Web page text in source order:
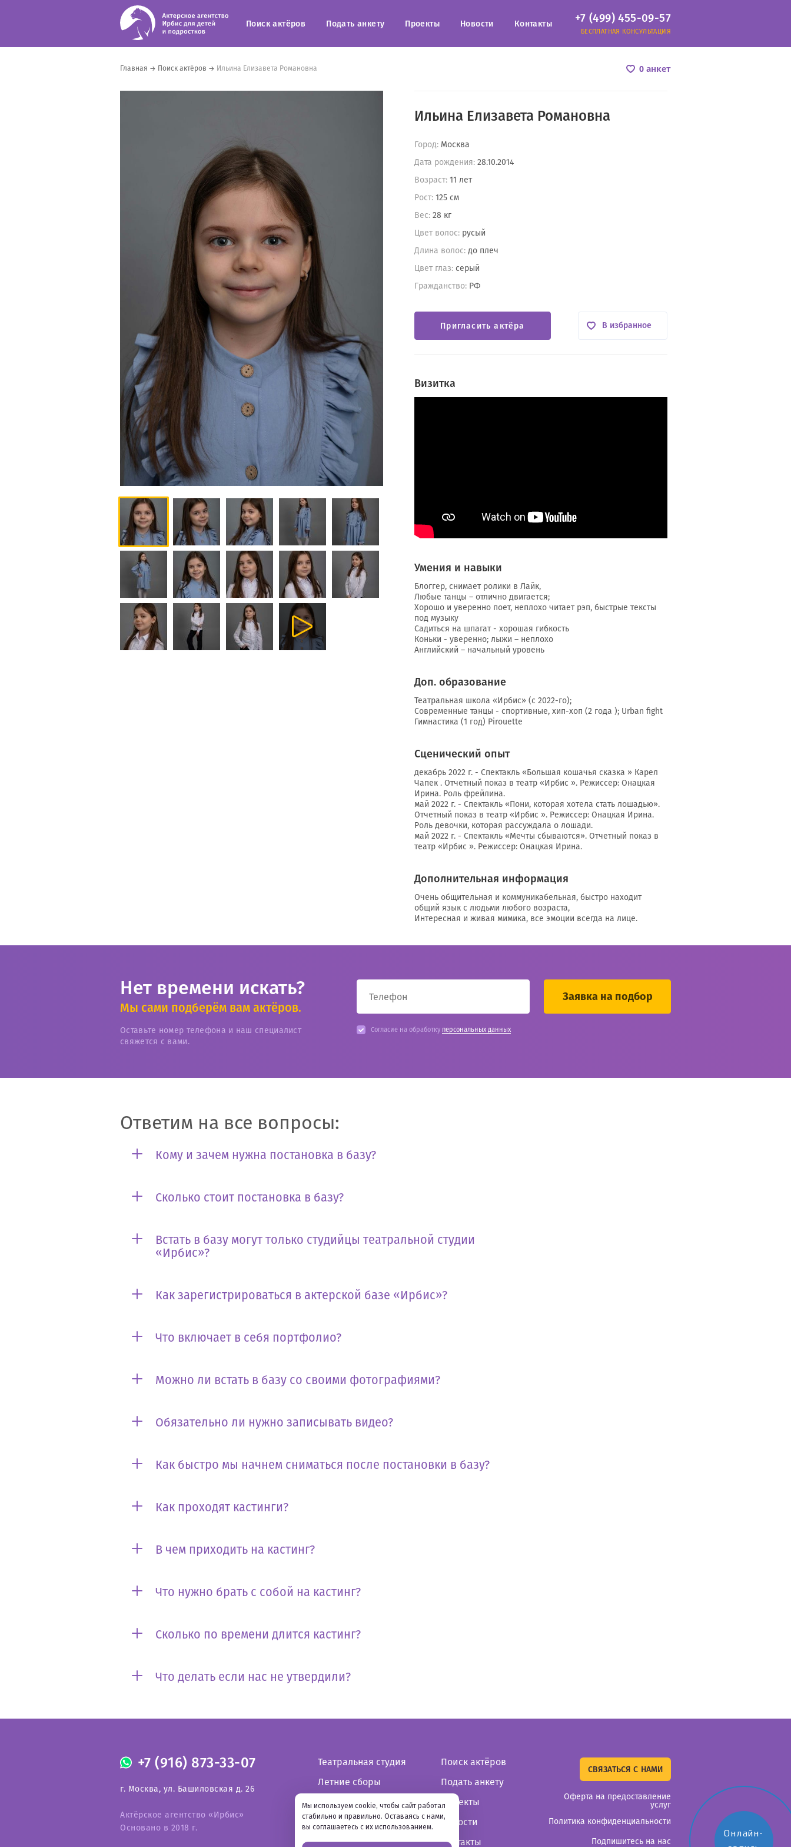
Поиск актёров Подать анкету Проекты Новости Контакты +7 (499) 455-09-57
БЕСПЛАТНАЯ КОНСУЛЬТАЦИЯ
Главная → Поиск актёров → Ильина Елизавета Романовна 0 анкет
Ильина Елизавета Романовна
Город: Москва
Дата рождения: 28.10.2014
Возраст: 11 лет
Рост: 125 см
Вес: 28 кг
Цвет волос: русый
Длина волос: до плеч
Цвет глаз: серый
Гражданство: РФ
Пригласить актёра В избранное
Визитка
Умения и навыки
Блоггер, снимает ролики в Лайк,
Любые танцы – отлично двигается;
Хорошо и уверенно поет, неплохо читает рэп, быстрые тексты
под музыку
Садиться на шпагат - хорошая гибкость
Коньки - уверенно; лыжи – неплохо
Английский – начальный уровень
Доп. образование
Театральная школа «Ирбис» (с 2022-го);
Современные танцы - спортивные, хип-хоп (2 года ); Urban fight
Гимнастика (1 год) Pirouette
Сценический опыт
декабрь 2022 г. - Спектакль «Большая кошачья сказка » Карел
Чапек . Отчетный показ в театр «Ирбис ». Режиссер: Онацкая
Ирина. Роль фрейлина.
май 2022 г. - Спектакль «Пони, которая хотела стать лошадью».
Отчетный показ в театр «Ирбис ». Режиссер: Онацкая Ирина.
Роль девочки, которая рассуждала о лошади.
май 2022 г. - Спектакль «Мечты сбываются». Отчетный показ в
театр «Ирбис ». Режиссер: Онацкая Ирина.
Дополнительная информация
Очень общительная и коммуникабельная, быстро находит
общий язык с людьми любого возраста,
Интересная и живая мимика, все эмоции всегда на лице.
Нет времени искать?
Мы сами подберём вам актёров.
Оставьте номер телефона и наш специалист
свяжется с вами.
Согласие на обработку персональных данных
Ответим на все вопросы:
Кому и зачем нужна постановка в базу?
Сколько стоит постановка в базу?
Встать в базу могут только студийцы театральной студии
«Ирбис»?
Как зарегистрироваться в актерской базе «Ирбис»?
Что включает в себя портфолио?
Можно ли встать в базу со своими фотографиями?
Обязательно ли нужно записывать видео?
Как быстро мы начнем сниматься после постановки в базу?
Как проходят кастинги?
В чем приходить на кастинг?
Что нужно брать с собой на кастинг?
Сколько по времени длится кастинг?
Что делать если нас не утвердили?
+7 (916) 873-33-07
г. Москва, ул. Башиловская д. 26
Актёрское агентство «Ирбис»
Основано в 2018 г.
Театральная студия
Летние сборы
Зимние сборы
Поиск актёров
Подать анкету
Проекты
Новости
Контакты
СВЯЗАТЬСЯ С НАМИ
Оферта на предоставление
услуг
Политика конфиденциальности
Подпишитесь на нас
Онлайн-
Мы используем cookie, чтобы сайт работал
стабильно и правильно. Оставаясь с нами,
вы соглашаетесь с их использованием.